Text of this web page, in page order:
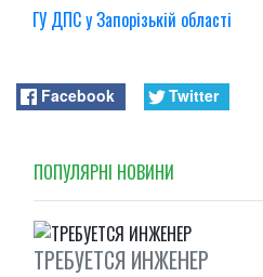
ГУ ДПС у Запорізькій області
Facebook Twitter
ПОПУЛЯРНI НОВИНИ
ТРЕБУЕТСЯ ИНЖЕНЕР